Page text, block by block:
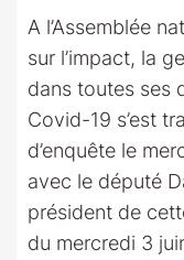
A l’Assemblée
sur l’impact, la
dans toutes ses
Covid-19 s’est
d’enquête le
avec le député
président de
du mercredi 3